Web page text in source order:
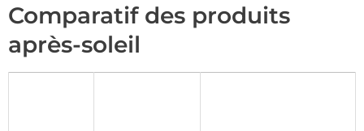
Comparatif des produits
après-soleil